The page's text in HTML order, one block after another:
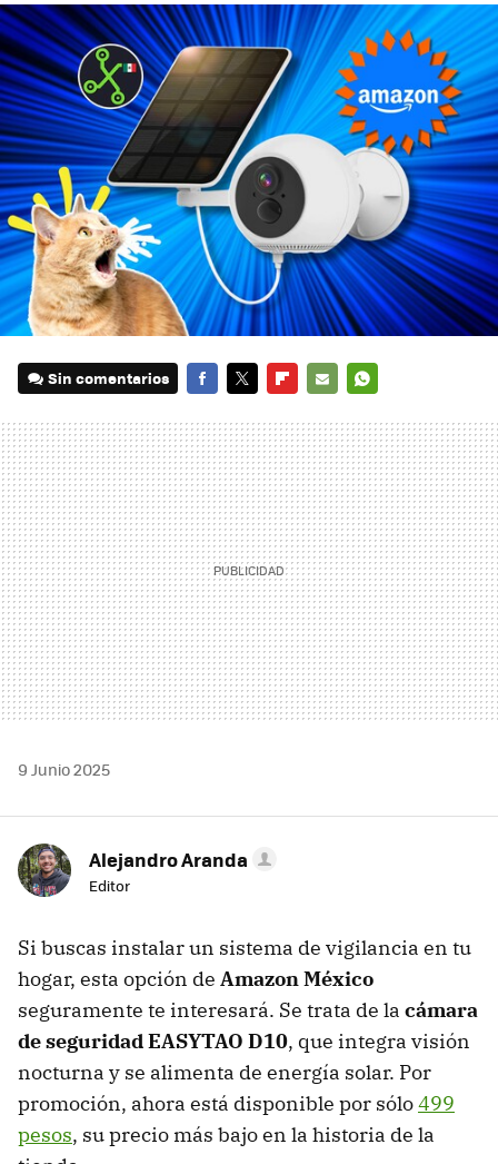
Sin comentarios
MAIL
9 Junio 2025
Alejandro Aranda
Editor
Si buscas instalar un sistema de vigilancia en tu
hogar, esta opción de Amazon México
seguramente te interesará. Se trata de la cámara
de seguridad EASYTAO D10, que integra visión
nocturna y se alimenta de energía solar. Por
promoción, ahora está disponible por sólo499
pesos, su precio más bajo en la historia de la